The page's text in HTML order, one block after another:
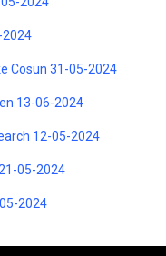
Cosun 31-05-2024
13-06-2024
12-05-2024
05-2024
2024